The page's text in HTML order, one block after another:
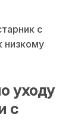
с
низкому
уходу
с